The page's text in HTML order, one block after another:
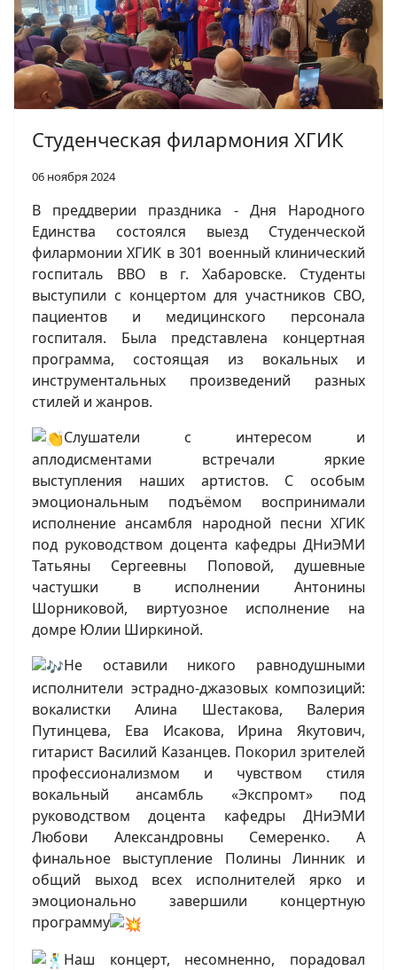
Студенческая филармония ХГИК
06 ноября 2024
В преддверии праздника - Дня Народного
Единства состоялся выезд Студенческой
филармонии ХГИК в 301 военный клинический
госпиталь ВВО в г. Хабаровске. Студенты
выступили с концертом для участников СВО,
пациентов и медицинского персонала
госпиталя. Была представлена концертная
программа, состоящая из вокальных и
инструментальных произведений разных
стилей и жанров.
Слушатели с интересом и
аплодисментами встречали яркие
выступления наших артистов. С особым
эмоциональным подъёмом воспринимали
исполнение ансамбля народной песни ХГИК
под руководством доцента кафедры ДНиЭМИ
Татьяны Сергеевны Поповой, душевные
частушки в исполнении Антонины
Шорниковой, виртуозное исполнение на
домре Юлии Ширкиной.
Не оставили никого равнодушными
исполнители эстрадно-джазовых композиций:
вокалистки Алина Шестакова, Валерия
Путинцева, Ева Исакова, Ирина Якутович,
гитарист Василий Казанцев. Покорил зрителей
профессионализмом и чувством стиля
вокальный ансамбль «Экспромт» под
руководством доцента кафедры ДНиЭМИ
Любови Александровны Семеренко. А
финальное выступление Полины Линник и
общий выход всех исполнителей ярко и
эмоционально завершили концертную
программу
Наш концерт, несомненно, порадовал